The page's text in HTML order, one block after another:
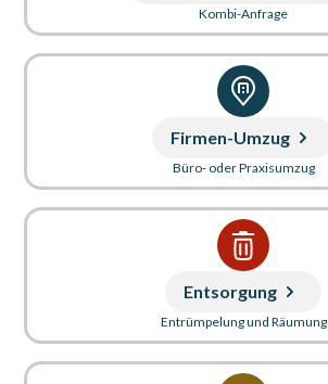
Kombi-Anfrage
Firmen-Umzug
Büro- oder Praxisumzug
Entsorgung
Entrümpelung und Räumung